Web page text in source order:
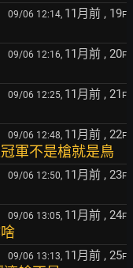
09/06 12:14, 11月前 , 19F
09/06 12:16, 11月前 , 20F
09/06 12:25, 11月前 , 21 F
09/06 12:48, 11月前 , 22F
軍不是槍就是鳥
09/06 12:50, 11月前 , 23F
09/06 13:05, 11月前 , 24F
09/06 13:13, 11月前 , 25F